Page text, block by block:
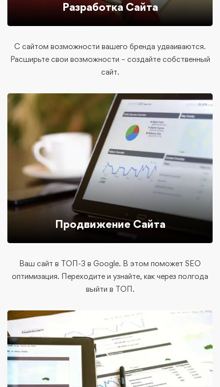
Разработка Сайта
С сайтом возможности вашего бренда удваиваются.
Расширьте свои возможности – создайте собственный
сайт.
Продвижение Сайта
Ваш сайт в ТОП-3 в Google. В этом поможет SEO
оптимизация. Переходите и узнайте, как через полгода
выйти в ТОП.